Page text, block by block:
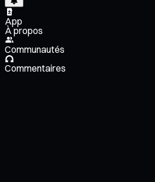
App
À propos
Communautés
Commentaires